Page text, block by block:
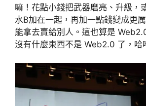
嘛！花點小錢把武器磨亮、升級，
水B加在一起，再加一點錢變成更
能拿去賣給別人。這也算是
沒有什麼東西不是 Web2.0 了，哈